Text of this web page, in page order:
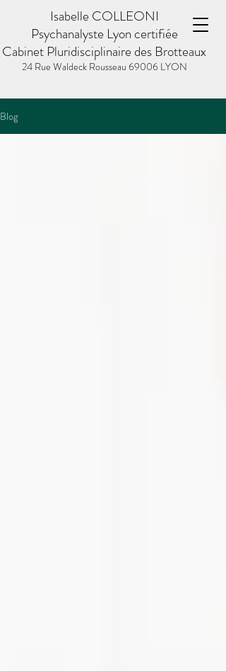
Isabelle COLLEONI
Psychanalyste Lyon certifiée
Cabinet Pluridisciplinaire des Brotteaux
24 Rue Waldeck Rousseau 69006 LYON
Blog